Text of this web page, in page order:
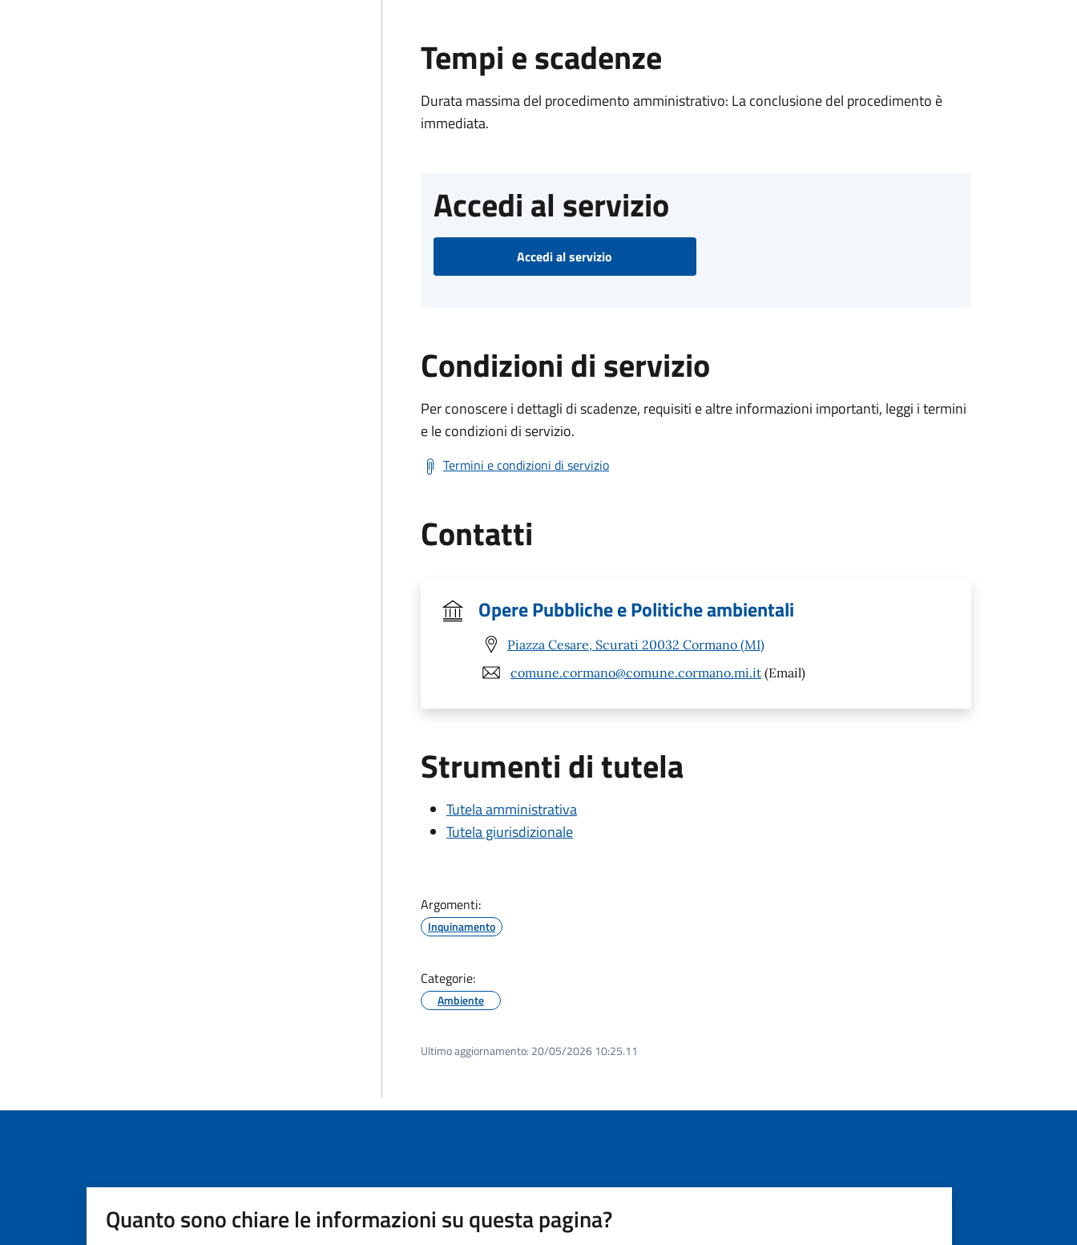
Tempi e scadenze
Durata massima del procedimento amministrativo: La conclusione del procedimento è
immediata.
Accedi al servizio
Accedi al servizio
Condizioni di servizio
Per conoscere i dettagli di scadenze, requisiti e altre informazioni importanti, leggi i termini
e le condizioni di servizio.
Termini e condizioni di servizio
Contatti
Opere Pubbliche e Politiche ambientali
Piazza Cesare, Scurati 20032 Cormano (MI)
comune.cormano@comune.cormano.mi.it (Email)
Strumenti di tutela
Tutela amministrativa
Tutela giurisdizionale
Argomenti:
Inquinamento
Categorie:
Ambiente
Ultimo aggiornamento: 20/05/2026 10:25.11
Quanto sono chiare le informazioni su questa pagina?